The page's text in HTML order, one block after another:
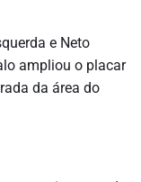
e Neto
ampliou o placar
da área do